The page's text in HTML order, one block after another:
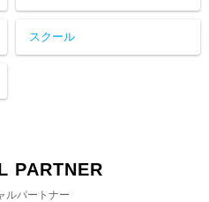
スクール
PARTNER
ルパートナー